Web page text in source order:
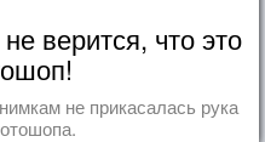
верится, что это
не прикасалась рука